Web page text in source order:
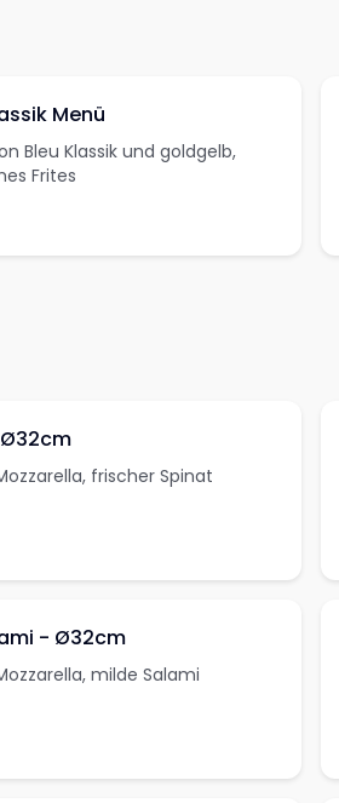
Menü
Bleu Klassik und goldgelb,
Frites
Ø32cm
frischer Spinat
- Ø32cm
milde Salami